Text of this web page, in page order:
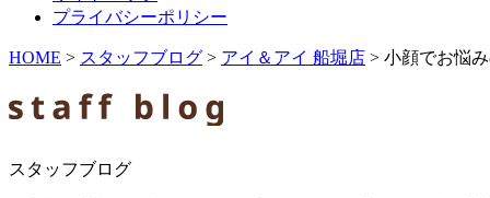
プライバシーポリシー
HOME > スタッフブログ > アイ＆アイ 船堀店 > 小顔でお悩
スタッフブログ